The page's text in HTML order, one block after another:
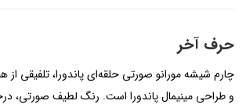
حرف آخر
چارم شیشه مورانو صورتی حلقه‌ای پاندورا، تلفیقی از
و طراحی مینیمال پاندورا است. رنگ لطیف صورتی،